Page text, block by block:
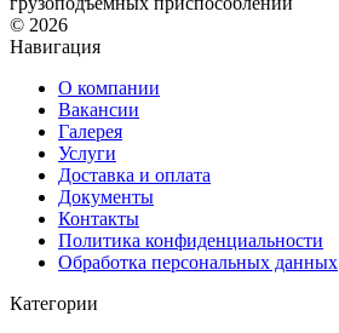
© 2026
Навигация
О компании
Вакансии
Галерея
Услуги
Доставка и оплата
Документы
Контакты
Политика конфиденциальности
Обработка персональных данных
Категории